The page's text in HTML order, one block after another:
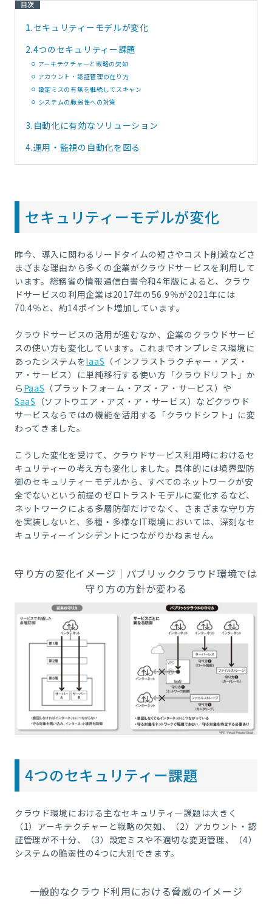
目次
1.セキュリティーモデルが変化
2.4つのセキュリティー課題
アーキテクチャーと戦略の欠如
アカウント・認証管理の在り方
設定ミスの有無を継続してスキャン
システムの脆弱性への対策
3. 自動化に有効なソリューション
4.運用・監視の自動化を図る
セキュリティーモデルが変化
昨今、導入に関わるリードタイムの短さやコスト削減などさ
まざまな理由から多くの企業がクラウドサービスを利用して
います。総務省の情報通信白書令和4年版によると、クラウ
ドサービスの利用企業は2017年の56.9％が2021年には
70.4％と、約14ポイント増加しています。
クラウドサービスの活用が進むなか、企業のクラウドサービ
スの使い方も変化しています。これまでオンプレミス環境に
あったシステムをIaaS （インフラストラクチャー・アズ・
ア・サービス）に単純移行する使い方「クラウドリフト」か
ら PaaS （プラットフォーム・アズ・ア・サービス）や
SaaS （ソフトウエア・アズ・ア・サービス）などクラウド
サービスならではの機能を活用する「クラウドシフト」に変
わってきました。
こうした変化を受けて、クラウドサービス利用時におけるセ
キュリティーの考え方も変化しました。具体的には境界型防
御のセキュリティーモデルから、すべてのネットワークが安
全でないという前提のゼロトラストモデルに変化するなど、
ネットワークによる多層防御だけでなく、さまざまな守り方
を実装しないと、多種・多様なIT環境においては、深刻なセ
キュリティーインシデントにつながりかねません。
守り方の変化イメージ｜ パブリッククラウド環境では
守り方の方針が変わる
4つのセキュリティー課題
クラウド環境における主なセキュリティー課題は大きく
（1）アーキテクチャーと戦略の欠如、（2）アカウント・認
証管理が不十分、（3）設定ミスや不適切な変更管理、（4）
システムの脆弱性の4つに大別できます。
一般的なクラウド利用における脅威のイメージ